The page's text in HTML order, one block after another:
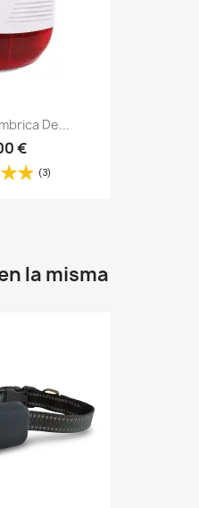
De...
€
(3)
la misma